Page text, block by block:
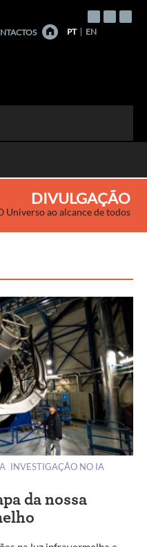
PT EN
DIVULGAÇÃO
Universo ao alcance de todos
INVESTIGAÇÃO NO IA
da nossa